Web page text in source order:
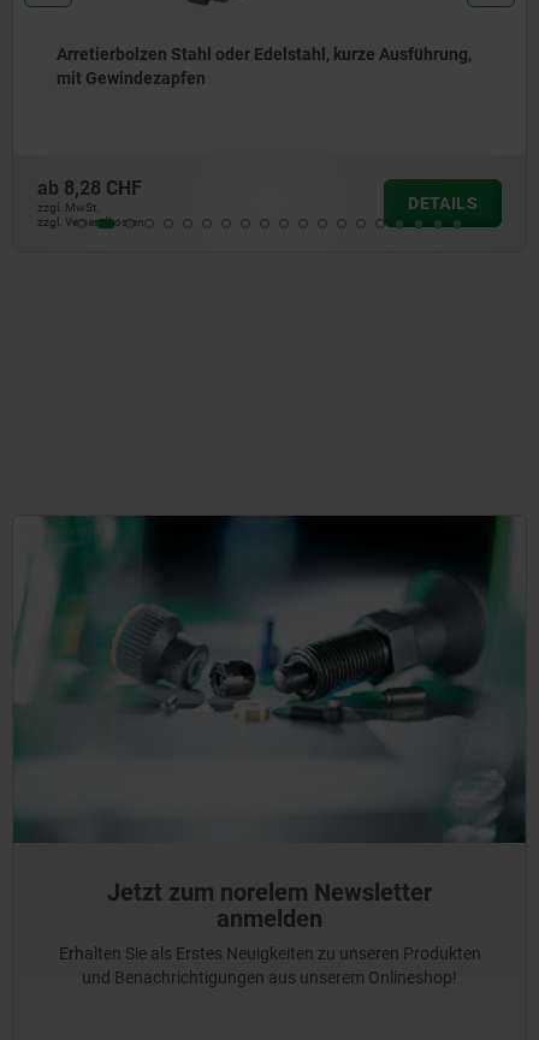
Arretierbolzen Stahl oder Edelstahl, mit Edelstahl-
Zugring
ab5,67 CHF
zzgl. MwSt.
zzgl. Versandkosten
DETAILS
Jetzt zum norelem Newsletter
anmelden
Erhalten Sie als Erstes Neuigkeiten zu unseren Produkten
und Benachrichtigungen aus unserem Onlineshop!